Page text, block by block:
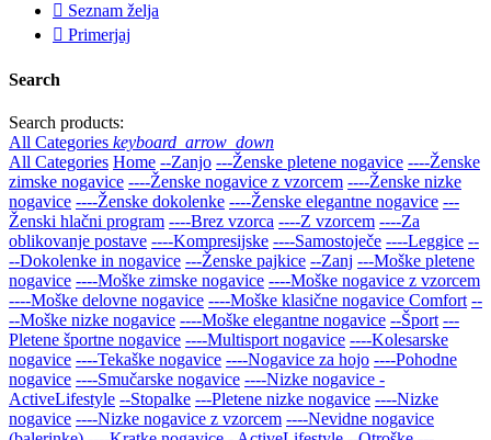
 Seznam želja
 Primerjaj
Search
Search products:
All Categories keyboard_arrow_down
All Categories Home --Zanjo ---Ženske pletene nogavice ----Ženske
zimske nogavice ----Ženske nogavice z vzorcem ----Ženske nizke
nogavice ----Ženske dokolenke ----Ženske elegantne nogavice ---
Ženski hlačni program ----Brez vzorca ----Z vzorcem ----Za
oblikovanje postave ----Kompresijske ----Samostoječe ----Leggice --
--Dokolenke in nogavice ---Ženske pajkice --Zanj ---Moške pletene
nogavice ----Moške zimske nogavice ----Moške nogavice z vzorcem
----Moške delovne nogavice ----Moške klasične nogavice Comfort --
--Moške nizke nogavice ----Moške elegantne nogavice --Šport ---
Pletene športne nogavice ----Multisport nogavice ----Kolesarske
nogavice ----Tekaške nogavice ----Nogavice za hojo ----Pohodne
nogavice ----Smučarske nogavice ----Nizke nogavice -
ActiveLifestyle --Stopalke ---Pletene nizke nogavice ----Nizke
nogavice ----Nizke nogavice z vzorcem ----Nevidne nogavice